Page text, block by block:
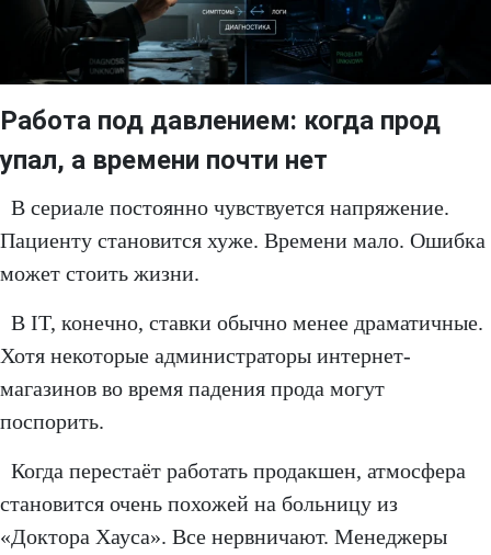
Работа под давлением: когда прод
упал, а времени почти нет
В сериале постоянно чувствуется напряжение.
Пациенту становится хуже. Времени мало. Ошибка
может стоить жизни.
В IT, конечно, ставки обычно менее драматичные.
Хотя некоторые администраторы интернет-
магазинов во время падения прода могут
поспорить.
Когда перестаёт работать продакшен, атмосфера
становится очень похожей на больницу из
«Доктора Хауса». Все нервничают. Менеджеры